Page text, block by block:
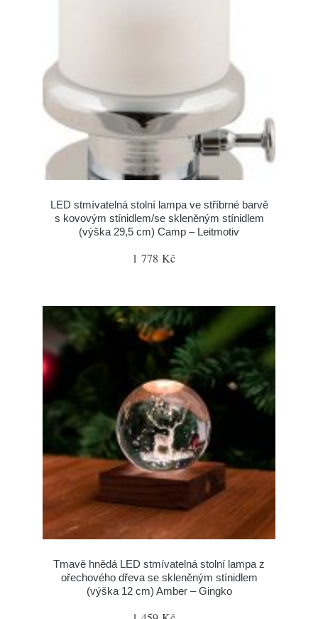
LED stmívatelná stolní lampa ve stříbrné barvě
s kovovým stínidlem/se skleněným stínidlem
(výška 29,5 cm) Camp – Leitmotiv
1 778 Kč
Tmavě hnědá LED stmívatelná stolní lampa z
ořechového dřeva se skleněným stínidlem
(výška 12 cm) Amber – Gingko